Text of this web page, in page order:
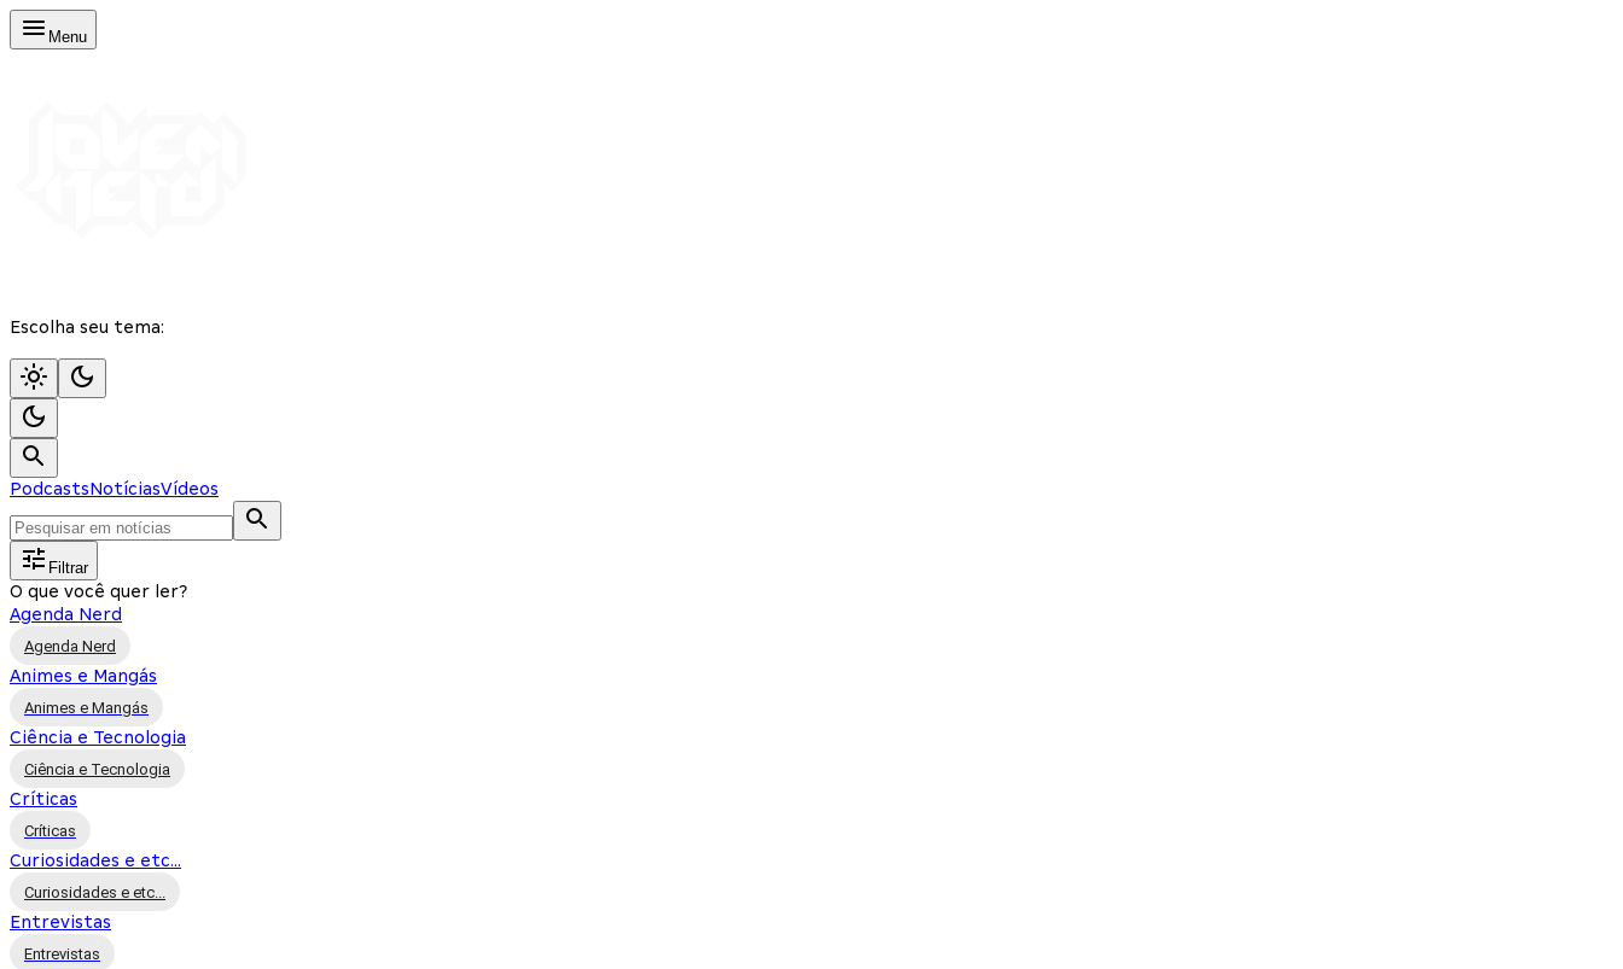
Menu
Escolha seu tema:
PodcastsNotíciasVídeos
Filtrar
O que você quer ler?
Agenda Nerd
Agenda Nerd
Animes e Mangás
Animes e Mangás
Ciência e Tecnologia
Ciência e Tecnologia
Críticas
Críticas
Curiosidades e etc...
Curiosidades e etc...
Entrevistas
Entrevistas